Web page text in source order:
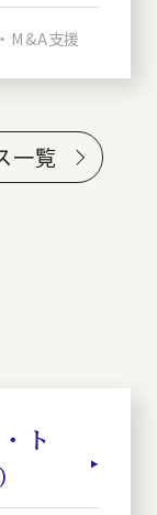
M&A支援
一覧
ト